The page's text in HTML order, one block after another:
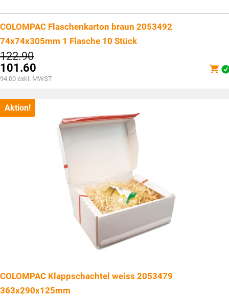
COLOMPAC Flaschenkarton braun 2053492
74x74x305mm 1 Flasche 10 Stück
122.90Ursprünglicher
Preis
war:
CHF122.90
101.60
Aktueller
ist:
CHF101.60.
94.00 exkl. MWST
Aktion!
COLOMPAC Klappschachtel weiss 2053479
363x290x125mm